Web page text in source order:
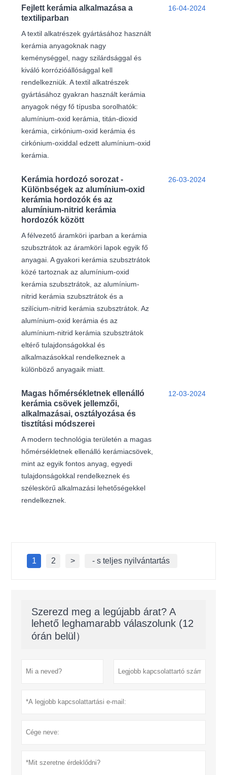
Fejlett kerámia alkalmazása a
textiliparban
A textil alkatrészek gyártásához használt
kerámia anyagoknak nagy
keménységgel, nagy szilárdsággal és
kiváló korrózióállósággal kell
rendelkezniük. A textil alkatrészek
gyártásához gyakran használt kerámia
anyagok négy fő típusba sorolhatók:
alumínium-oxid kerámia, titán-dioxid
kerámia, cirkónium-oxid kerámia és
cirkónium-oxiddal edzett alumínium-oxid
kerámia.
16-04-2024
Kerámia hordozó sorozat -
Különbségek az alumínium-oxid
kerámia hordozók és az
alumínium-nitrid kerámia
hordozók között
A félvezető áramköri iparban a kerámia
szubsztrátok az áramköri lapok egyik fő
anyagai. A gyakori kerámia szubsztrátok
közé tartoznak az alumínium-oxid
kerámia szubsztrátok, az alumínium-
nitrid kerámia szubsztrátok és a
szilícium-nitrid kerámia szubsztrátok. Az
alumínium-oxid kerámia és az
alumínium-nitrid kerámia szubsztrátok
eltérő tulajdonságokkal és
alkalmazásokkal rendelkeznek a
különböző anyagaik miatt.
26-03-2024
Magas hőmérsékletnek ellenálló
kerámia csövek jellemzői,
alkalmazásai, osztályozása és
tisztítási módszerei
A modern technológia területén a magas
hőmérsékletnek ellenálló kerámiacsövek,
mint az egyik fontos anyag, egyedi
tulajdonságokkal rendelkeznek és
széleskörű alkalmazási lehetőségekkel
rendelkeznek.
12-03-2024
1 2 > - s teljes nyilvántartás
Szerezd meg a legújabb árat? A
lehető leghamarabb válaszolunk (12
órán belül）